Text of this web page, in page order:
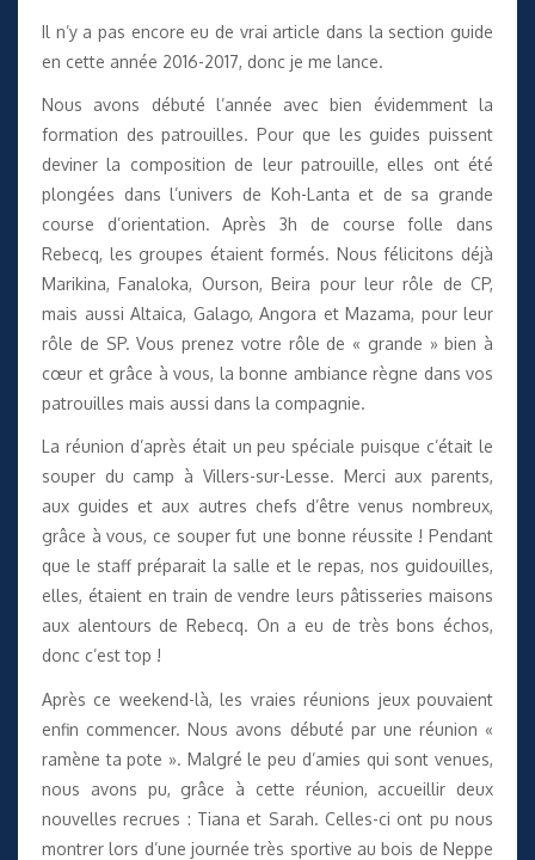
Il n’y a pas encore eu de vrai article dans la section guide
en cette année 2016-2017, donc je me lance.
Nous avons débuté l’année avec bien évidemment la
formation des patrouilles. Pour que les guides puissent
deviner la composition de leur patrouille, elles ont été
plongées dans l’univers de Koh-Lanta et de sa grande
course d’orientation. Après 3h de course folle dans
Rebecq, les groupes étaient formés. Nous félicitons déjà
Marikina, Fanaloka, Ourson, Beira pour leur rôle de CP,
mais aussi Altaica, Galago, Angora et Mazama, pour leur
rôle de SP. Vous prenez votre rôle de « grande » bien à
cœur et grâce à vous, la bonne ambiance règne dans vos
patrouilles mais aussi dans la compagnie.
La réunion d’après était un peu spéciale puisque c’était le
souper du camp à Villers-sur-Lesse. Merci aux parents,
aux guides et aux autres chefs d’être venus nombreux,
grâce à vous, ce souper fut une bonne réussite ! Pendant
que le staff préparait la salle et le repas, nos guidouilles,
elles, étaient en train de vendre leurs pâtisseries maisons
aux alentours de Rebecq. On a eu de très bons échos,
donc c’est top !
Après ce weekend-là, les vraies réunions jeux pouvaient
enfin commencer. Nous avons débuté par une réunion «
ramène ta pote ». Malgré le peu d’amies qui sont venues,
nous avons pu, grâce à cette réunion, accueillir deux
nouvelles recrues : Tiana et Sarah. Celles-ci ont pu nous
montrer lors d’une journée très sportive au bois de Neppe